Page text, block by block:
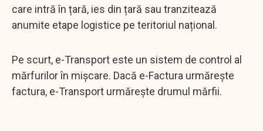
care intră în țară, ies din țară sau tranzitează
anumite etape logistice pe teritoriul național.
Pe scurt, e-Transport este un sistem de control al
mărfurilor în mișcare. Dacă e-Factura urmărește
factura, e-Transport urmărește drumul mărfii.